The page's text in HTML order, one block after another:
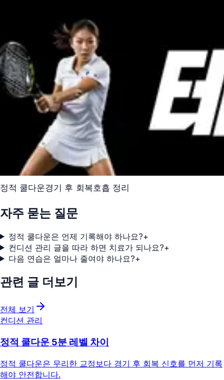
정적 쿨다운경기 후 회복호흡 정리
자주 묻는 질문
정적 쿨다운은 언제 기록해야 하나요?+
컨디션 관리 글을 따라 하면 치료가 되나요?+
다음 연습은 얼마나 줄여야 하나요?+
관련 글 더보기
전체 보기
컨디션 관리
정적 쿨다운 5분 레벨 차이
정적 쿨다운은 무리한 교정보다 경기 후 회복 신호를 먼저 기록
해야 안전합니다.